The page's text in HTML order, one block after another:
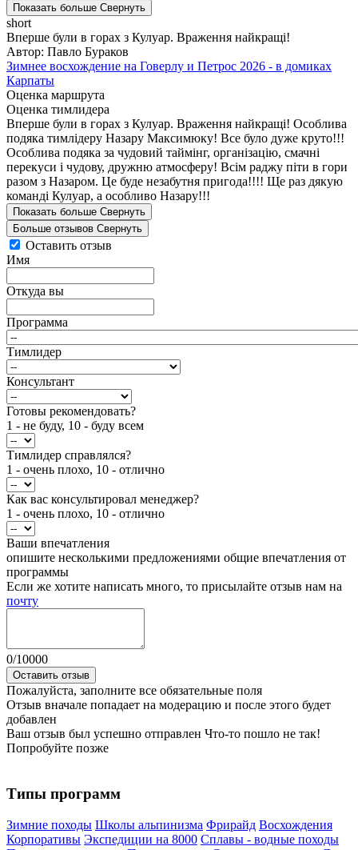
Показать больше Свернуть
short
Вперше були в горах з Кулуар. Враження найкращі!
Автор: Павло Бураков
Зимнее восхождение на Говерлу и Петрос 2026 - в домиках
Карпаты
Оценка маршрута
Оценка тимлидера
Вперше були в горах з Кулуар. Враження найкращі! Особлива
подяка тимлідеру Назару Максимюку! Все було дуже круто!!!
Особлива подяка за чудовий таймінг, організацію, смачні
перекуси і чудову, дружню атмосферу! Всім раджу піти в гори
разом з Назаром. Це буде незабутня пригода!!!! Ще раз дякую
команді Кулуар, а особливо Назару!!!
Показать больше Свернуть
Больше отзывов Свернуть
Оставить отзыв
Имя
Откуда вы
Программа
Тимлидер
Консультант
Готовы рекомендовать?
1 - не буду, 10 - буду всем
Тимлидер справлялся?
1 - очень плохо, 10 - отлично
Как вас консультировал менеджер?
1 - очень плохо, 10 - отлично
Ваши впечатления
опишите несколькими предложениями общие впечатления от
программы
Если же хотите написать много, то присылайте отзыв нам на
почту
0/10000
Оставить отзыв
Пожалуйста, заполните все обязательные поля
Отзыв вначале попадает на модерацию и после этого будет
добавлен
Ваш отзыв был успешно отправлен Что-то пошло не так!
Попробуйте позже
Типы программ
Зимние походы Школы альпинизма Фрирайд Восхождения
Корпоративы Экспедиции на 8000 Сплавы - водные походы